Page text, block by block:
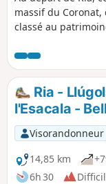
massif du
classé au
quelques
XIIe siècle, Sant-
merveilleux point
vallées
réglementée,
respecter le site.
Ria -
l'Esacala -
Visorandonneur
14,85 km
6h 30